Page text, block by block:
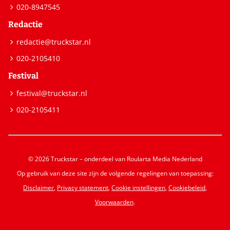
020-8947545
Redactie
redactie@truckstar.nl
020-2105410
Festival
festival@truckstar.nl
020-2105411
© 2026 Truckstar – onderdeel van Roularta Media Nederland
Op gebruik van deze site zijn de volgende regelingen van toepassing:
Disclaimer, Privacy statement,Cookie instellingen,Cookiebeleid,
Voorwaarden.